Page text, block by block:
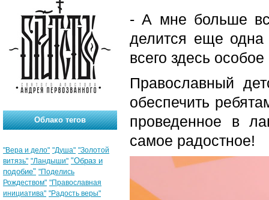
- А мне больше
делится еще одна
всего здесь
Православный
обеспечить
проведенное в
самое радостное!
Облако тегов
"Вера и дело" "Душа" "Золотой
витязь" "Ландыши" "Образ и
подобие" "Поделись
Рождеством" "Православная
инициатива" "Радость веры"